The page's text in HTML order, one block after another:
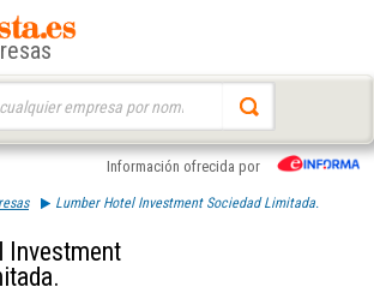
Información ofrecida por
Lumber Hotel Investment Sociedad Limitada.
Investment